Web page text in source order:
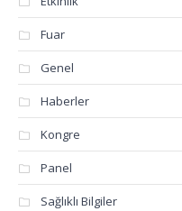
Fuar
Genel
Haberler
Kongre
Panel
Sağlıklı Bilgiler